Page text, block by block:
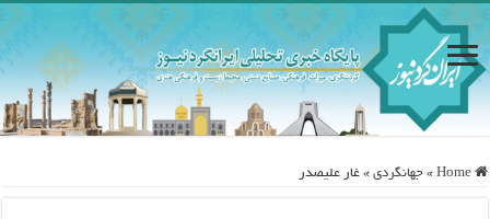
Home
» جهانگردی » غار علیصدر